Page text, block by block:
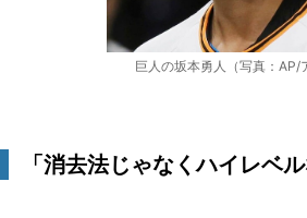
巨人の坂本勇人（写真：AP/
「消去法じゃなくハイレベル